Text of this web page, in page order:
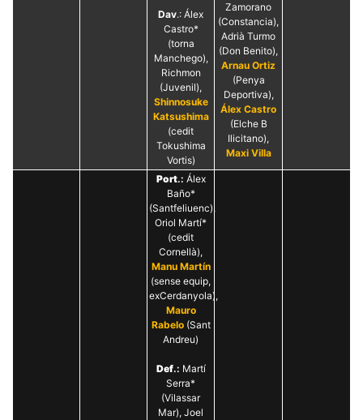
Dav.: Álex
Castro*
(torna
Manchego),
Richmon
(Juvenil),
Shinnosuke
Katsushima
(cedit
Tokushima
Vortis)
Zamorano
(Constancia),
Adrià Turmo
(Don Benito),
Arnau Ortiz
(Penya
Deportiva),
Álex Castro
(Elche B
Ilicitano),
Maxi Villa
Port.: Álex
Baño*
(Santfeliuenc),
Oriol Martí*
(cedit
Cornellà),
Manu Martín
(sense equip,
exCerdanyola),
Mauro
Rabelo(Sant
Andreu)
Def.: Martí
Serra*
(Vilassar
Mar), Joel